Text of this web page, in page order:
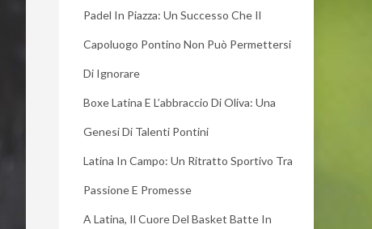
Padel In Piazza: Un Successo Che Il
Capoluogo Pontino Non Può Permettersi
Di Ignorare
Boxe Latina E L’abbraccio Di Oliva: Una
Genesi Di Talenti Pontini
Latina In Campo: Un Ritratto Sportivo Tra
Passione E Promesse
A Latina, Il Cuore Del Basket Batte In